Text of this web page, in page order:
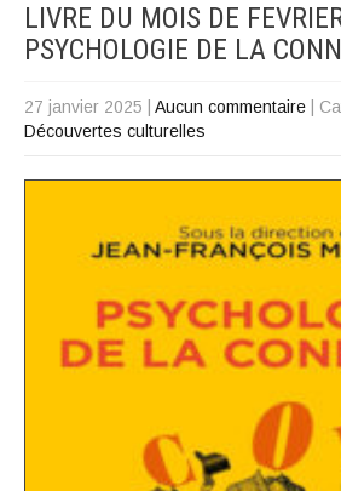
LIVRE DU MOIS DE
PSYCHOLOGIE DE LA
27 janvier 2025 Aucun commentaire
|
Découvertes culturelles